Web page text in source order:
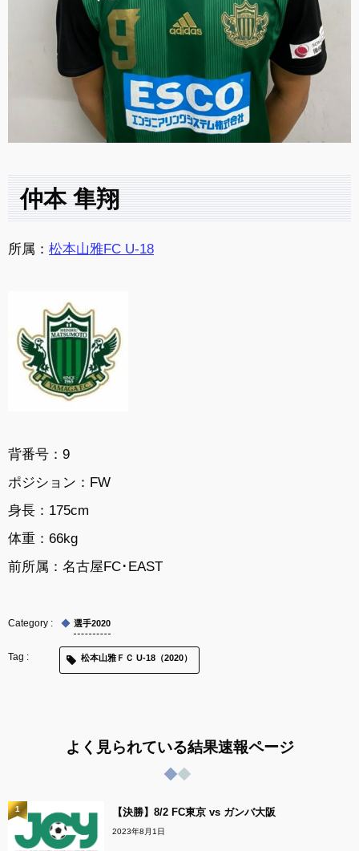
仲本 隼翔
所属： 松本山雅FC U-18
背番号：9
ポジション：FW
身長：175cm
体重：66kg
前所属： 名古屋FC･EAST
選手2020
松本山雅ＦＣ U-18（2020）
よく見られている結果速報ページ
【決勝】8/2 FC東京 vs ガンバ大阪
2023年8月1日
1